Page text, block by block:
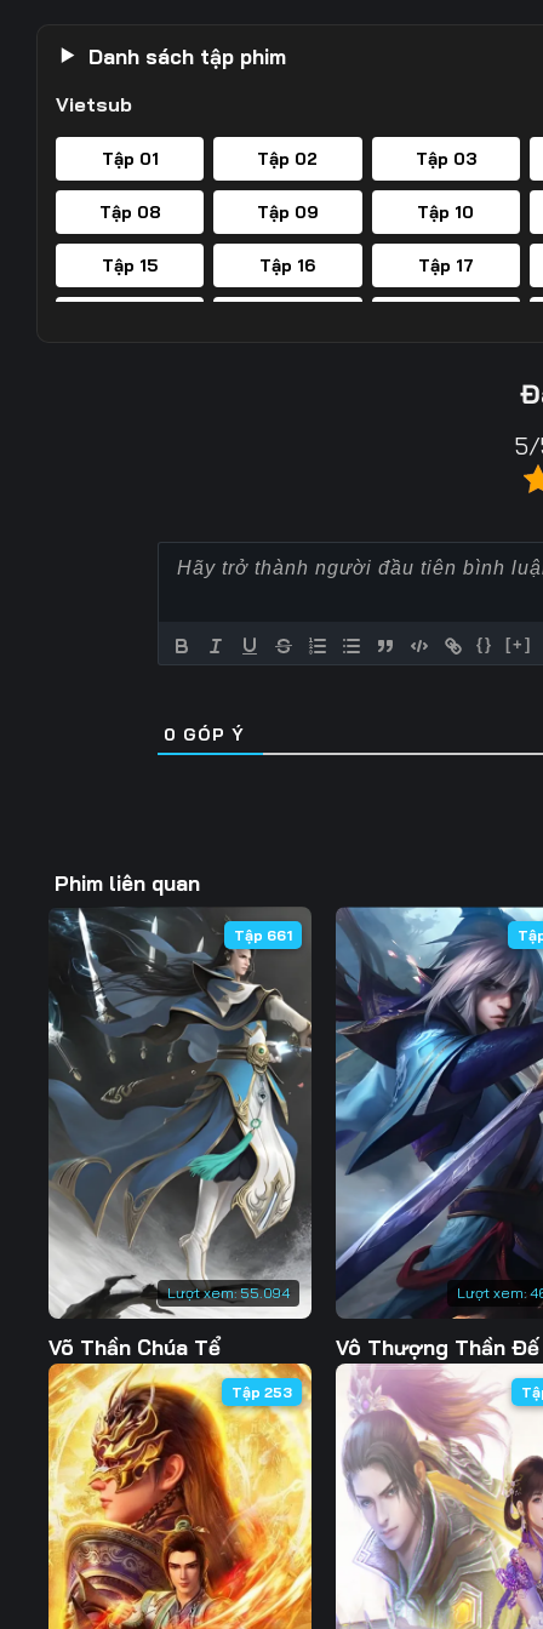
Danh sách tập phim
Vietsub
Tập 01 Tập 02 Tập 03
Tập 08 Tập 09 Tập 10
Tập 15 Tập 16 Tập 17
Tập 65 Tập 66
Tập 99 Tập 100 Tập 101
Tập 106 Tập 107 Tập 108
Tập 113 Tập 114 Tập 115
Tập 120 Tập 121 Tập 122
Tập 127 Tập 128 Tập 129
Tập 134 Tập 135 Tập 136
Tập 141 Tập 142 Tập 143
Tập 148 Tập 149 Tập 150
Tập 155
Tập 162 Tập 163 Tập 164
Tập 169 Tập 170 Tập 171
Tập 176 Tập 177 Tập 178
Tập 183 Tập 184 Tập 185
Tập 190 Tập 191 Tập 192
5/
{} [+]
0 GÓP Ý
Phim liên quan
Lượt xem:55.094
Tập 661
Võ Thần Chúa Tể
Lượt xem:
Vô Thượng Thần Đế
Tập 253